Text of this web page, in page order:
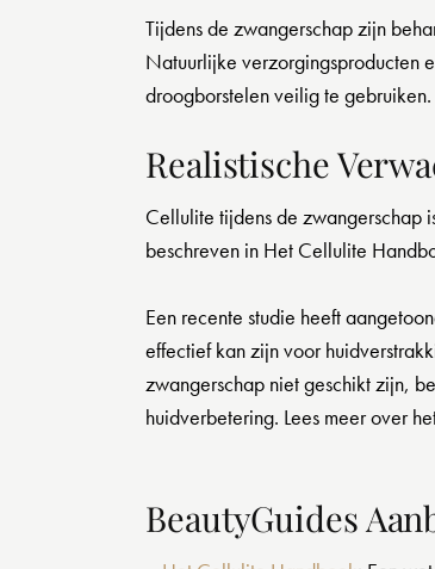
Tijdens de zwangerschap zijn
Natuurlijke verzorgingsproducten
droogborstelen veilig te gebruiken.
Realistische
Cellulite tijdens de zwangerschap
beschreven in Het Cellulite
Een recente studie heeft
effectief kan zijn voor
zwangerschap niet geschikt zijn,
huidverbetering. Lees meer over
BeautyGuides